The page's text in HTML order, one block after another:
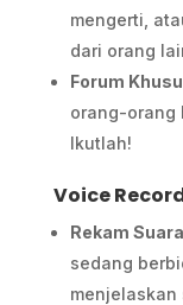
mengerti,
dari orang
Forum
orang-orang
Ikutlah!
Voice
Rekam
sedang
menjelaskan